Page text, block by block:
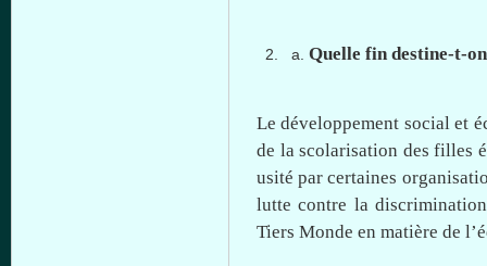
Quelle fin destine-t-on
Ledéveloppement social et
de lascolarisation desfilles
usité parcertaines
lutte contre la
Tiers Monde en matière de